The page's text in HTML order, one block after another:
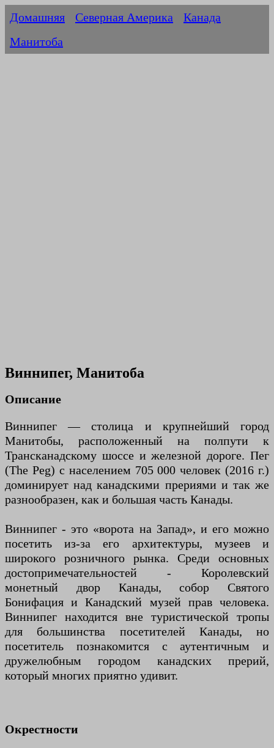
Домашняя Северная Америка
Канада
Манитоба
Виннипег, Манитоба
Описание
Виннипег — столица и крупнейший город
Манитобы, расположенный на полпути к
Трансканадскому шоссе и железной дороге. Пег
(The Peg) с населением 705 000 человек (2016 г.)
доминирует над канадскими прериями и так же
разнообразен, как и большая часть Канады.
Виннипег - это «ворота на Запад», и его можно
посетить из-за его архитектуры, музеев и
широкого розничного рынка. Среди основных
достопримечательностей - Королевский
монетный двор Канады, собор Святого
Бонифация и Канадский музей прав человека.
Виннипег находится вне туристической тропы
для большинства посетителей Канады, но
посетитель познакомится с аутентичным и
дружелюбным городом канадских прерий,
который многих приятно удивит.
Окрестности